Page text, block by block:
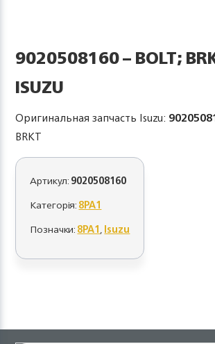
9020508160 – BOLT;
ISUZU
Оригинальная запчасть Isuzu:
BRKT
Артикул:9020508160
Категорія:8PA1
Позначки:8PA1,Isuzu